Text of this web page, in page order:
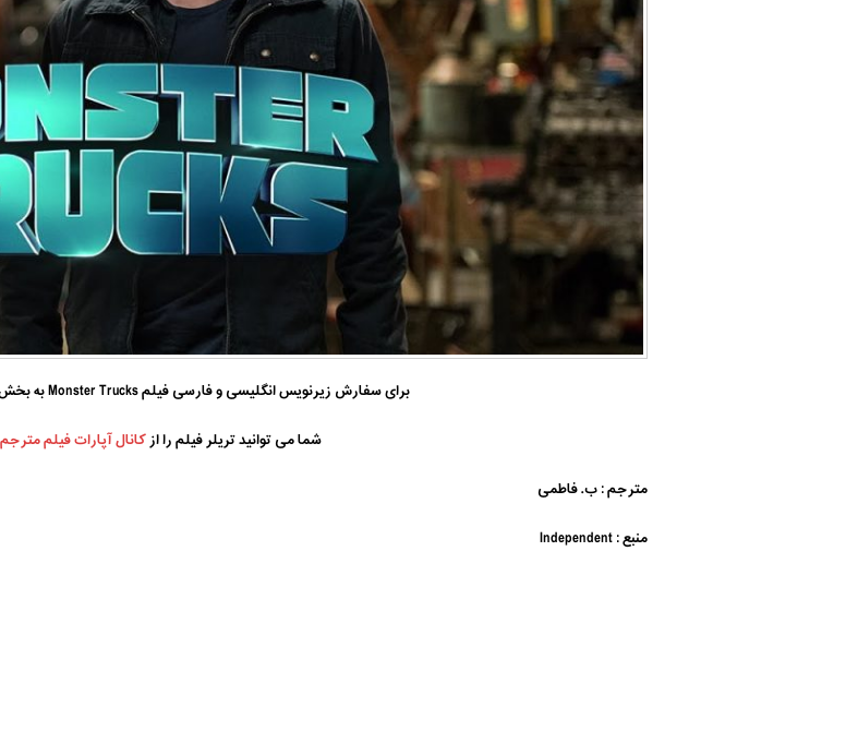
برای سفارش زیرنویس انگلیسی و فارسی فیلم Monster Trucks به بخش
شما می توانید تریلر فیلم را ازکانال آپارات فیلم مترجم
مترجم : ب. فاطمی
منبع : Independent